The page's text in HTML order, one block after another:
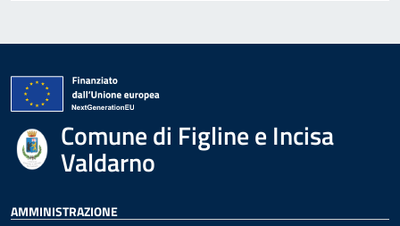
Comune di Figline e Incisa
Valdarno
AMMINISTRAZIONE